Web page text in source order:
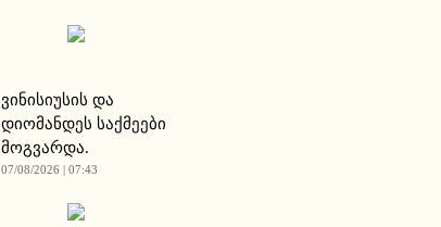
ვინისიუსის და
დიომანდეს საქმეები
მოგვარდა.
07/08/2026 | 07:43